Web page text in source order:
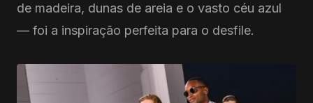
de madeira, dunas de areia e o vasto céu azul
— foi a inspiração perfeita para o desfile.